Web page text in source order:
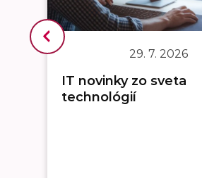
29. 7. 2026
IT novinky zo sveta
technológií